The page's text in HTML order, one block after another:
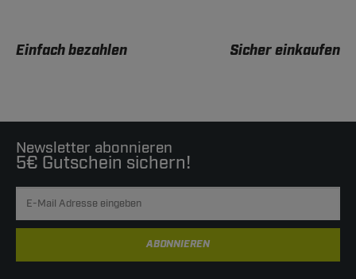
Einfach bezahlen Sicher einkaufen
Newsletter abonnieren
5€ Gutschein sichern!
ABONNIEREN